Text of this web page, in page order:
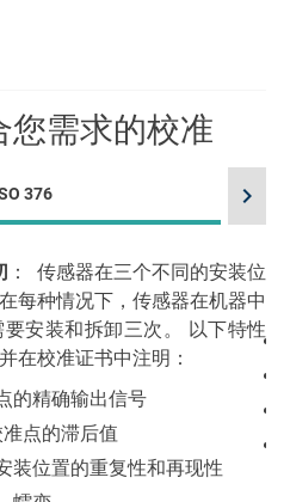
您需求的校准
376
： 传感器在三个不同的安装位
每种情况下，传感器在机器中
安装和拆卸三次。 以下特性
在校准证书中注明：
的精确输出信号
点的滞后值
装位置的重复性和再现性
chevron_right